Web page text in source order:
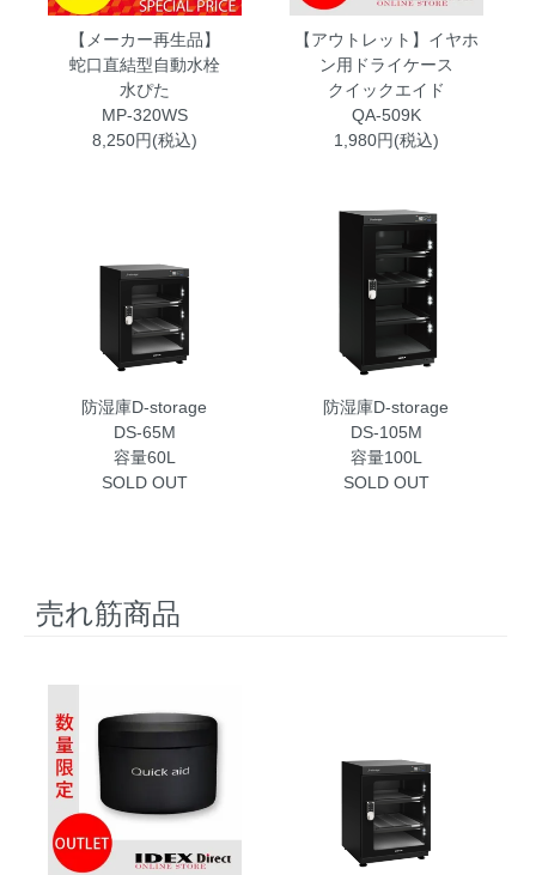
【メーカー再生品】
蛇口直結型自動水栓
水ぴた
MP-320WS
8,250円(税込)
【アウトレット】イヤホ
ン用ドライケース
クイックエイド
QA-509K
1,980円(税込)
防湿庫D-storage
DS-65M
容量60L
SOLD OUT
防湿庫D-storage
DS-105M
容量100L
SOLD OUT
売れ筋商品